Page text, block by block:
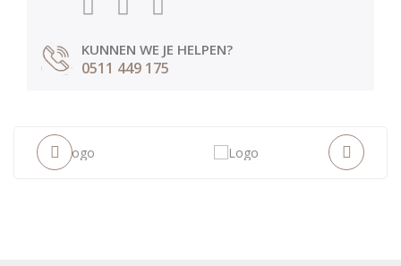
KUNNEN WE JE HELPEN?
0511 449 175